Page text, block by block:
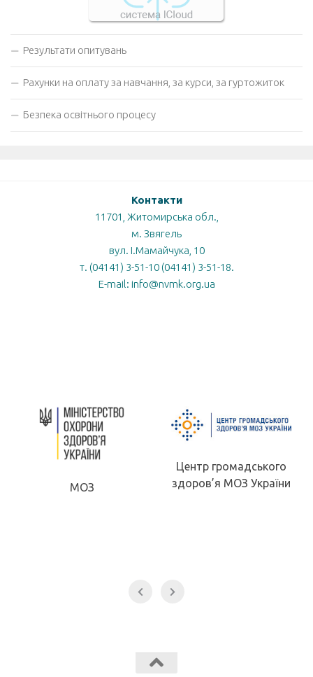
Результати опитувань
Рахунки на оплату за навчання, за курси, за гуртожиток
Безпека освітнього процесу
Контакти
11701, Житомирська обл.,
м. Звягель
вул. І.Мамайчука, 10
т. (04141) 3-51-10 (04141) 3-51-18.
E-mail: info@nvmk.org.ua
МОЗ
Центр громадського
здоров’я МОЗ України